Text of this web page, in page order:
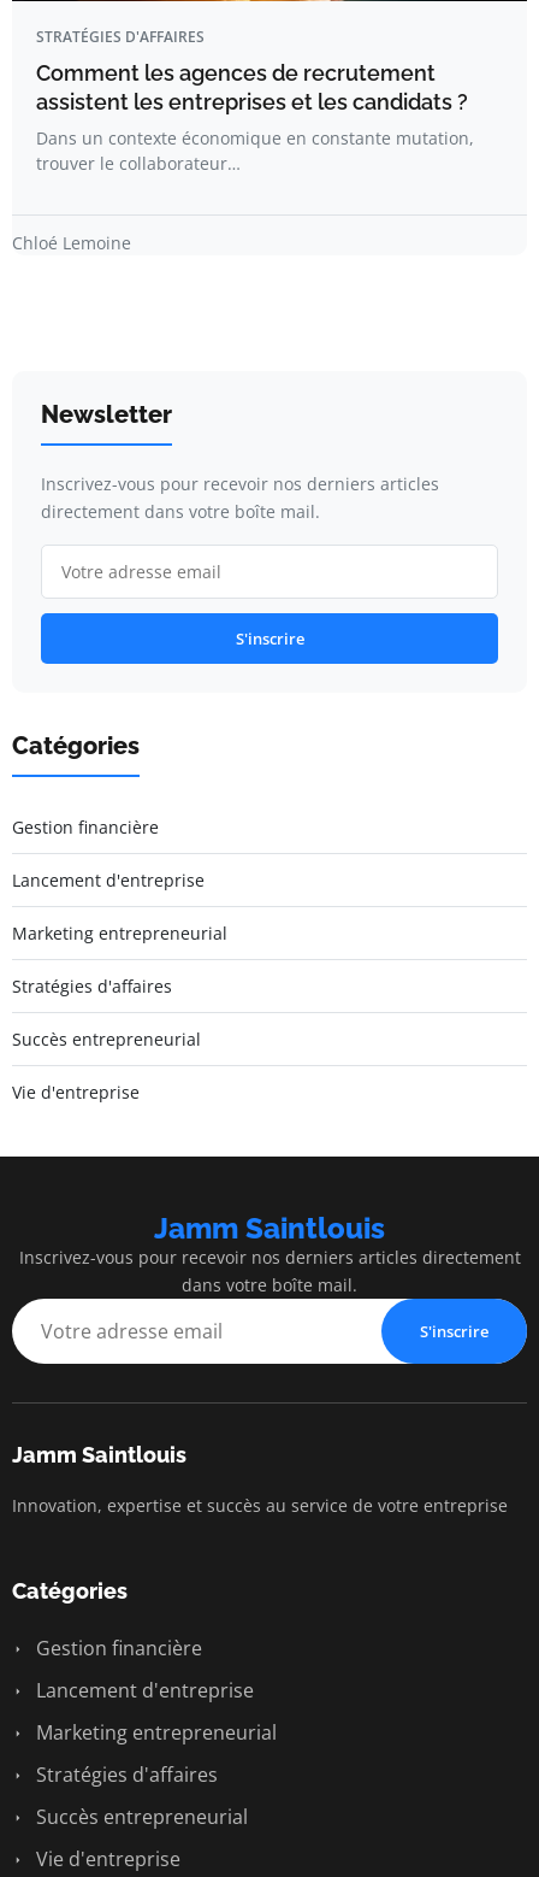
STRATÉGIES D'AFFAIRES
Comment les agences de recrutement
assistent les entreprises et les candidats ?
Dans un contexte économique en constante mutation,
trouver le collaborateur…
Chloé Lemoine
Newsletter
Inscrivez-vous pour recevoir nos derniers articles
directement dans votre boîte mail.
S'inscrire
Catégories
Gestion financière
Lancement d'entreprise
Marketing entrepreneurial
Stratégies d'affaires
Succès entrepreneurial
Vie d'entreprise
Jamm Saintlouis
Inscrivez-vous pour recevoir nos derniers articles directement
dans votre boîte mail.
S'inscrire
Jamm Saintlouis
Innovation, expertise et succès au service de votre entreprise
Catégories
Gestion financière
Lancement d'entreprise
Marketing entrepreneurial
Stratégies d'affaires
Succès entrepreneurial
Vie d'entreprise